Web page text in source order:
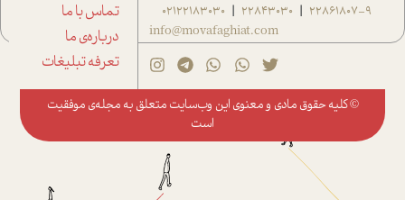
22861807-9
|
22843030
|
02122183030
info@movafaghiat.com
تماس با ما
درباره‌ی ما
تعرفه تبلیغات
© کلیه حقوق مادی و معنوی این وب‌سایت متعلق به مجله‌ی موفقیت
است